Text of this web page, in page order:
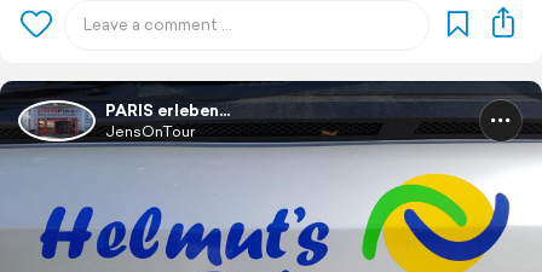
PARIS erleben...
JensOnTour